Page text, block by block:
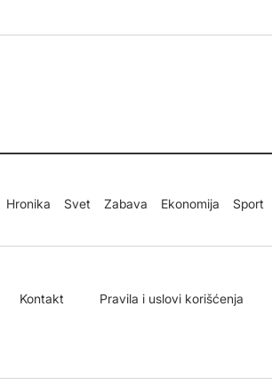
Hronika Svet Zabava Ekonomija Sport
Kontakt Pravila i uslovi korišćenja